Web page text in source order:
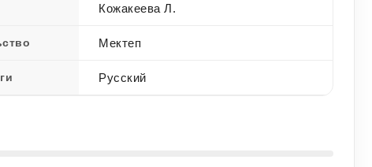
Кожакеева Л.
Мектеп
Русский